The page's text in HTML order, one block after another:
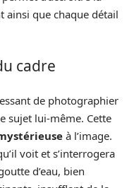
ainsi que chaque détail
cadre
de photographier
sujet lui-même. Cette
à l’image.
voit et s’interrogera
d’eau, bien